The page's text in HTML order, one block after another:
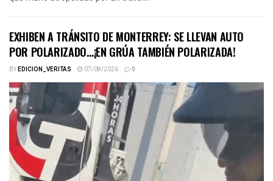
EXHIBEN A TRÁNSITO DE MONTERREY: SE LLEVAN AUTO
POR POLARIZADO…¡EN GRÚA TAMBIÉN POLARIZADA!
BYEDICION_VERITAS 07/08/2026 0